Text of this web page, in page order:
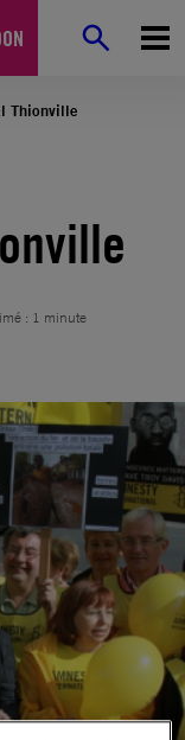
Thionville
: 1 minute